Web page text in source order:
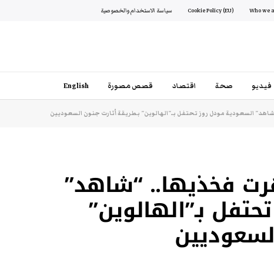
Cookie Policy (EU) سياسة الاستخدام والخصوصية
فيديو صحة اقتصاد قصص مصورة English
السعودية مودل روز تحتفل بـ”الهالوين” بطريقة أثارت جنون السعوديين
فخذيها.. “شاهد”
بـ”الهالوين”